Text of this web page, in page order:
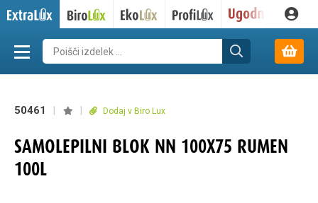
50461 Dodaj v Biro Lux
SAMOLEPILNI BLOK NN 100X75 RUMEN
100L